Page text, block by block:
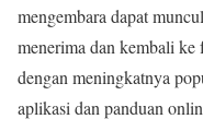
mengembara dapat
menerima dan kembali ke
dengan meningkatnya
aplikasi dan panduan